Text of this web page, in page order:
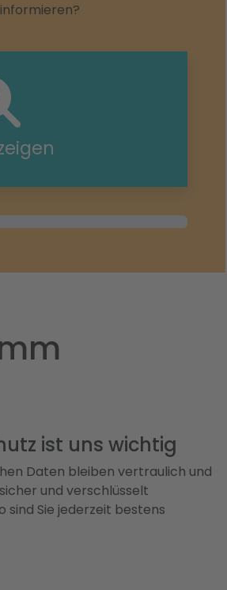
ist uns wichtig
Daten bleiben vertraulich und
und verschlüsselt
sind Sie jederzeit bestens